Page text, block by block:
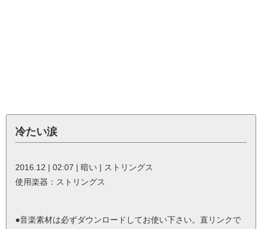
冷たい涙
2016.12 | 02:07 | 暗い | ストリングス
使用楽器：ストリングス
●音楽素材は必ずダウンロードしてお使い下さい。直リンクで